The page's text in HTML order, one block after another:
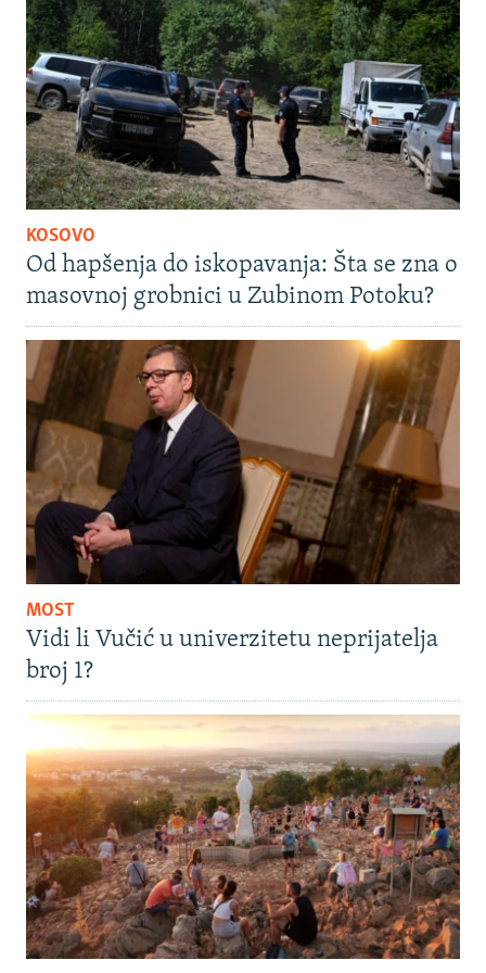
KOSOVO
Od hapšenja do iskopavanja: Šta se zna o
masovnoj grobnici u Zubinom Potoku?
MOST
Vidi li Vučić u univerzitetu neprijatelja
broj 1?